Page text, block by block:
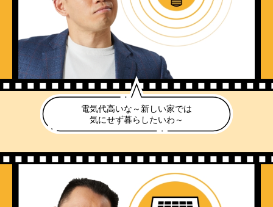
電気代高いな～新しい家では
気にせず暮らしたいわ～